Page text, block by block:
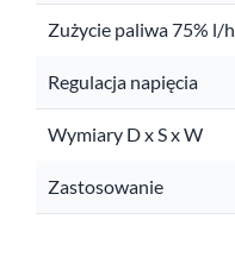
Zużycie paliwa 75% l/h
Regulacja napięcia
Wymiary D x S x W
Zastosowanie